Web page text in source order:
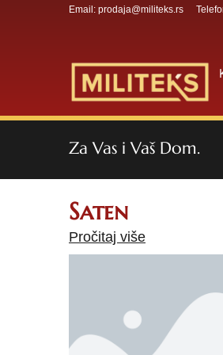
Email: prodaja@militeks.rs
Za Vas i Vaš Dom.
Saten
Pročitaj više